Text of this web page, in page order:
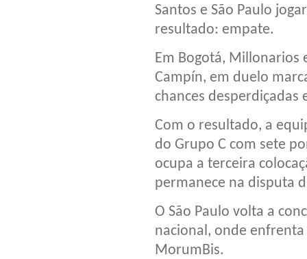
Santos e São Paulo
resultado: empate.
Em Bogotá, Millonarios
Campín, em duelo
chances desperdiçadas
Com o resultado, a
do Grupo C com sete
ocupa a terceira
permanece na disputa
O São Paulo volta a
nacional, onde
MorumBis.